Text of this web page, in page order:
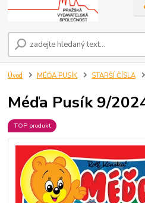
Úvod MÉĎA PUSÍK STARŠÍ ČÍSLA
Méďa Pusík 9/
TOP produkt